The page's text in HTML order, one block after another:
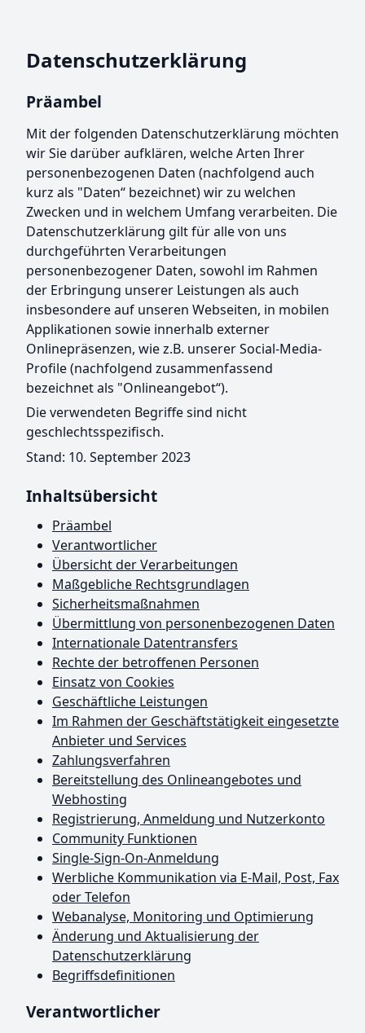
Datenschutzerklärung
Präambel
Mit der folgenden Datenschutzerklärung möchten
wir Sie darüber aufklären, welche Arten Ihrer
personenbezogenen Daten (nachfolgend auch
kurz als "Daten“ bezeichnet) wir zu welchen
Zwecken und in welchem Umfang verarbeiten. Die
Datenschutzerklärung gilt für alle von uns
durchgeführten Verarbeitungen
personenbezogener Daten, sowohl im Rahmen
der Erbringung unserer Leistungen als auch
insbesondere auf unseren Webseiten, in mobilen
Applikationen sowie innerhalb externer
Onlinepräsenzen, wie z.B. unserer Social-Media-
Profile (nachfolgend zusammenfassend
bezeichnet als "Onlineangebot“).
Die verwendeten Begriffe sind nicht
geschlechtsspezifisch.
Stand: 10. September 2023
Inhaltsübersicht
Präambel
Verantwortlicher
Übersicht der Verarbeitungen
Maßgebliche Rechtsgrundlagen
Sicherheitsmaßnahmen
Übermittlung von personenbezogenen Daten
Internationale Datentransfers
Rechte der betroffenen Personen
Einsatz von Cookies
Geschäftliche Leistungen
Im Rahmen der Geschäftstätigkeit eingesetzte
Anbieter und Services
Zahlungsverfahren
Bereitstellung des Onlineangebotes und
Webhosting
Registrierung, Anmeldung und Nutzerkonto
Community Funktionen
Single-Sign-On-Anmeldung
Werbliche Kommunikation via E-Mail, Post, Fax
oder Telefon
Webanalyse, Monitoring und Optimierung
Änderung und Aktualisierung der
Datenschutzerklärung
Begriffsdefinitionen
Verantwortlicher